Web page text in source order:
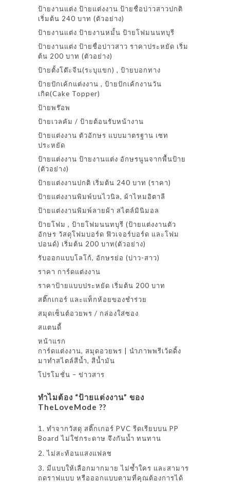
ป้ายงานแต่ง ป้ายแต่งงาน ป้ายชื่อบ่าวสาวปกติ
เริ่มต้น 240 บาท (ตัวอย่าง)
ป้ายงานแต่ง ป้ายงานหมั้น ป้ายโฟมนนทบุรี
ป้ายงานแต่ง ป้ายชื่อบ่าวสาว ราคาประหยัด เริ่ม
ต้น 200 บาท (ตัวอย่าง)
ป้ายตั้งโต๊ะจีน(ระบุแขก) , ป้ายบอกทาง
ป้ายปักเค้กแต่งงาน , ป้ายปักเค้กงานวัน
เกิด(Cake Topper)
ป้ายพร๊อพ
ป้ายเวลคัม / ป้ายต้อนรับหน้างาน
ป้ายแต่งงาน ตัวอักษร แบบมาตรฐาน เซท
ประหยัด
ป้ายแต่งงาน ป้ายงานแต่ง อักษรนูนจากพื้นป้าย
(ตัวอย่าง)
ป้ายแต่งงานปกติ เริ่มต้น 240 บาท (ราคา)
ป้ายแต่งงานพิมพ์บนไวนิล, ผ้าไหมอิตาลี
ป้ายแต่งงานพิมพ์ลายผ้า สไตล์มินิมอล
ป้ายโฟม , ป้ายโฟมนนทบุรี (ป้ายแต่งงานตัว
อักษร วัสดุโฟมบอร์ด ฟิวเจอร์บอร์ด และโฟม
ปอนด์) เริ่มต้น 200 บาท(ตัวอย่าง)
รับออกแบบโลโก้, อักษรย่อ (บ่าว-สาว)
ราคา การ์ดแต่งงาน
ราคาป้ายแบบประหยัด เริ่มต้น 200 บาท
สติ๊กเกอร์ และแท็กห้อยของชำร่วย
สมุดเซ็นต์อวยพร / กล่องใส่ซอง
สแตนดี้
หน้าแรก
การ์ดแต่งงาน, สมุดอวยพร | นำภาพพรีเว้ดดิ้ง
มาทำสไตล์สีน้ำ, สีน้ำมัน
โปรโมชั่น – ข่าวสาร
ทำไมต้อง “ป้ายแต่งงาน” ของ
TheLoveMode ??
1. ทำจากวัสดุ สติ๊กเกอร์ PVC รีดเรียบบน PP
Board ไม่ใช่กระดาษ จึงกันน้ำ ทนทาน
2. ไม่สะท้อนแสงแฟลช
3. มีแบบให้เลือกมากมาย ไม่ซ้ำใคร และสามาร
ถดราฟแบบ หรือออกแบบตามที่คุณต้องการได้